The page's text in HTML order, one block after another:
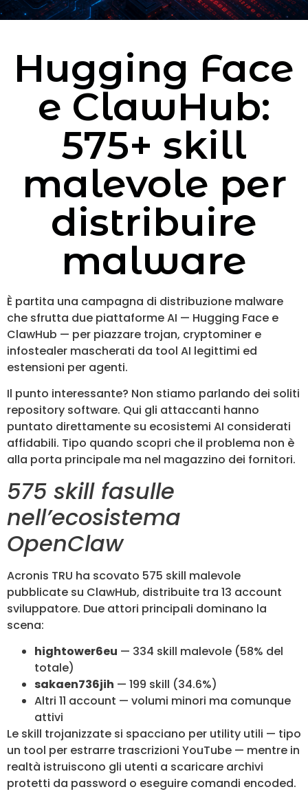
Hugging Face
e ClawHub:
575+ skill
malevole per
distribuire
malware
È partita una campagna di distribuzione malware
che sfrutta due piattaforme AI — Hugging Face e
ClawHub — per piazzare trojan, cryptominer e
infostealer mascherati da tool AI legittimi ed
estensioni per agenti.
Il punto interessante? Non stiamo parlando dei soliti
repository software. Qui gli attaccanti hanno
puntato direttamente su ecosistemi AI considerati
affidabili. Tipo quando scopri che il problema non è
alla porta principale ma nel magazzino dei fornitori.
575 skill fasulle
nell’ecosistema
OpenClaw
Acronis TRU ha scovato 575 skill malevole
pubblicate su ClawHub, distribuite tra 13 account
sviluppatore. Due attori principali dominano la
scena:
hightower6eu — 334 skill malevole (58% del
totale)
sakaen736jih — 199 skill (34.6%)
Altri 11 account — volumi minori ma comunque
attivi
Le skill trojanizzate si spacciano per utility utili — tipo
un tool per estrarre trascrizioni YouTube — mentre in
realtà istruiscono gli utenti a scaricare archivi
protetti da password o eseguire comandi encoded.